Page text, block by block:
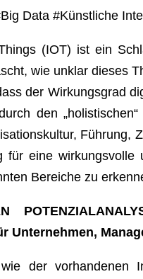
Data #Künstliche
(IOT) ist ein
wie unklar dieses
der Wirkungsgrad
den
Führung,
für eine
Bereiche zu
Unternehmen,
der vorhandenen